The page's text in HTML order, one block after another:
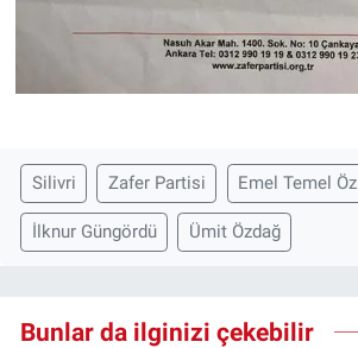
Silivri Zafer Partisi Emel Temel Öz
İlknur Güngördü Ümit Özdağ
Bunlar da ilginizi çekebilir